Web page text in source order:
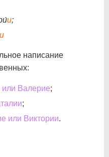
и;
и
написание
или Валерие;
;
или Виктории.